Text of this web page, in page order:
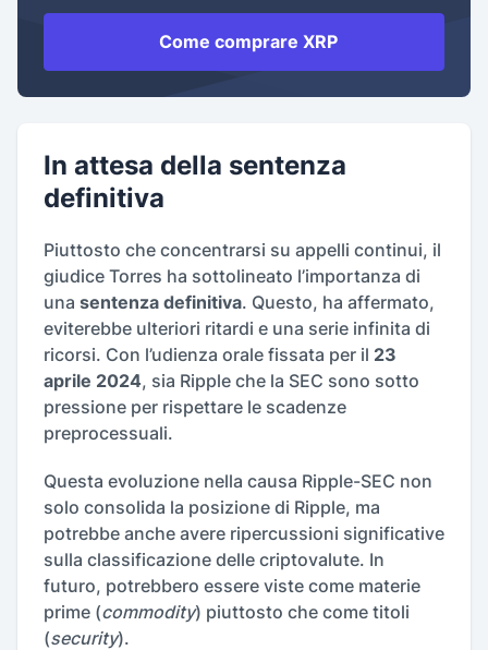
Come comprare XRP
In attesa della sentenza
definitiva
Piuttosto che concentrarsi su appelli continui, il
giudice Torres ha sottolineato l’importanza di
una sentenza definitiva. Questo, ha affermato,
eviterebbe ulteriori ritardi e una serie infinita di
ricorsi. Con l’udienza orale fissata per il 23
aprile 2024, sia Ripple che la SEC sono sotto
pressione per rispettare le scadenze
preprocessuali.
Questa evoluzione nella causa Ripple-SEC non
solo consolida la posizione di Ripple, ma
potrebbe anche avere ripercussioni significative
sulla classificazione delle criptovalute. In
futuro, potrebbero essere viste come materie
prime (commodity) piuttosto che come titoli
(security).